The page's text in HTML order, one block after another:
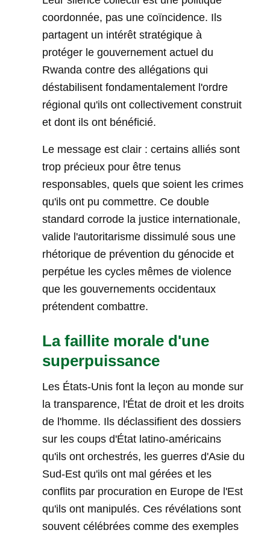
coordonnée, pas une coïncidence. Ils
partagent un intérêt stratégique à
protéger le gouvernement actuel du
Rwanda contre des allégations qui
déstabilisent fondamentalement l'ordre
régional qu'ils ont collectivement construit
et dont ils ont bénéficié.
Le message est clair : certains alliés sont
trop précieux pour être tenus
responsables, quels que soient les crimes
qu'ils ont pu commettre. Ce double
standard corrode la justice internationale,
valide l'autoritarisme dissimulé sous une
rhétorique de prévention du génocide et
perpétue les cycles mêmes de violence
que les gouvernements occidentaux
prétendent combattre.
La faillite morale d'une
superpuissance
Les États-Unis font la leçon au monde sur
la transparence, l'État de droit et les droits
de l'homme. Ils déclassifient des dossiers
sur les coups d'État latino-américains
qu'ils ont orchestrés, les guerres d'Asie du
Sud-Est qu'ils ont mal gérées et les
conflits par procuration en Europe de l'Est
qu'ils ont manipulés. Ces révélations sont
souvent célébrées comme des exemples